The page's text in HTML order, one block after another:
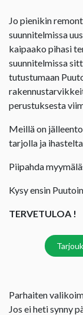
Jo pienikin
suunnitelmissa
kaipaako pihasi
suunnitelmissa
tutustumaan
perustuksesta
Meillä on
tarjolla ja
Piipahda
Kysy ensin
TERVETULOA !
Parhaiten
Jos ei heti synny